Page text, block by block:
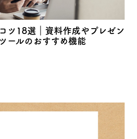
ツ18選｜資料作成やプレゼン
ールのおすすめ機能